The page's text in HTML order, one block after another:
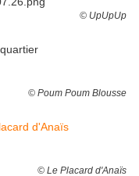
© UpUpUp
© Poum Poum Blousse
d'Anaïs
© Le Placard d'Anaïs